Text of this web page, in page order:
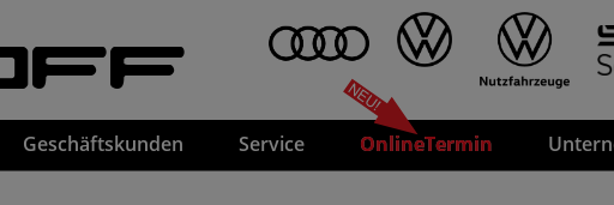
Geschäftskunden Service OnlineTermin